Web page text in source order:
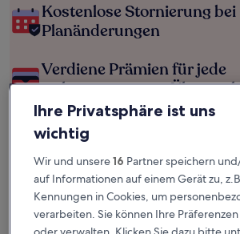
Kostenlose Stornierung bei
Planänderungen
Verdiene Prämien für jede
wahrgenommene
Mehr sparen mit Preisen für
Überprüfe die Preise für diese
Nächstes Wochenende
In
Ihre Privatsphäre ist uns
wichtig
Wir und unsere16 Partner speichern
auf Informationen auf einem Gerät zu,
Kennungen in Cookies, um
verarbeiten. Sie können Ihre